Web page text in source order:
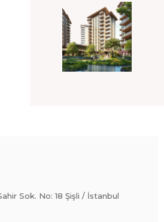
Sok. No: 18 Şişli / İstanbul